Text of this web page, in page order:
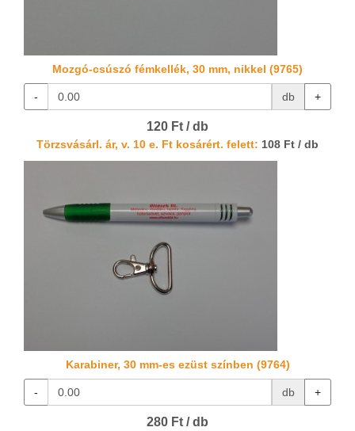
Mozgó-csúszó fémkellék, 30 mm, nikkel (9765)
- db +
120 Ft / db
Törzsvásárl. ár, v. 10 e. Ft kosárért. felett: 108 Ft / db
Karabiner, 30 mm-es ezüst színben (9764)
- db +
280 Ft / db